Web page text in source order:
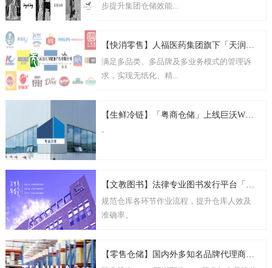
步提升集团仓储效能...
满足多品类、多品牌及多业务模式的管理诉
求，实现无纸化、精...
【生鲜冷链】「粤商仓储」上线巨沃WMS，提供高效快捷的仓储服务
-
【文教图书】法律专业图书发行平台「中法图」上线巨沃WMS
规范仓库各环节作业流程，提升仓库人效及
准确率。
【零售仓储】国内外多知名品牌代理商「天妙数字」选择巨沃，助力全渠道零售业务